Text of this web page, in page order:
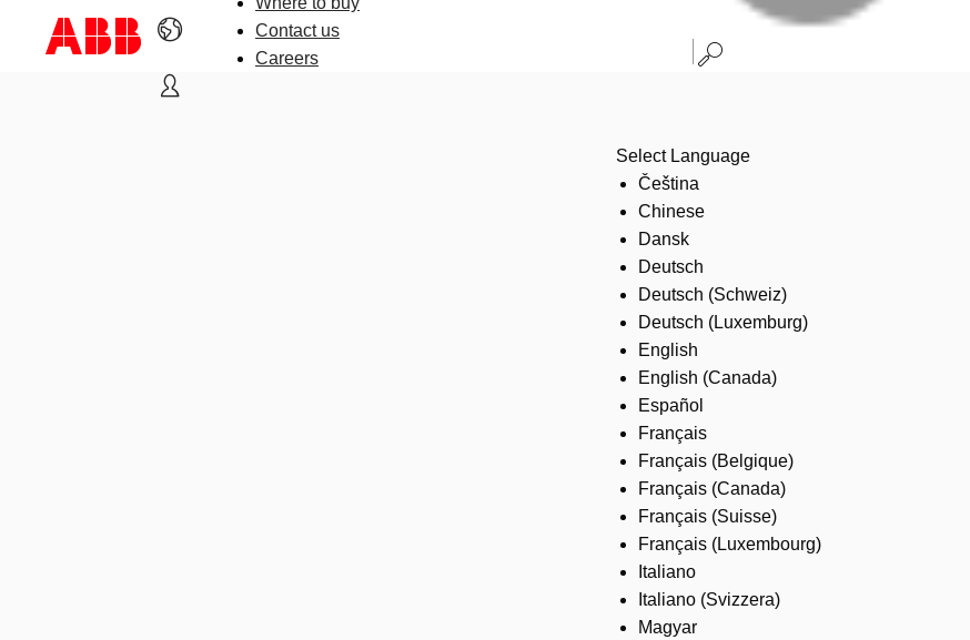
Contact us
Careers
Select Language
Čeština
Chinese
Dansk
Deutsch
Deutsch (Schweiz)
Deutsch (Luxemburg)
English
English (Canada)
Español
Français
Français (Belgique)
Français (Canada)
Français (Suisse)
Français (Luxembourg)
Italiano
Italiano (Svizzera)
Magyar